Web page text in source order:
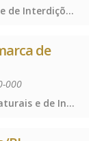
Registro Civil das Pessoas Naturais e de Interdições e Tutelas, Registro Civil das Pessoas Naturais e de Interdições e Tutelas, Registro Civil das Pessoas Naturais e de Interdições e Tutelas
de
000
Notas, Registro Civil das Pessoas Naturais e de Interdições e Tutelas, Notas, Registro Civil das Pessoas Naturais e de Interdições e Tutelas, Notas, Registro Civil das Pessoas Naturais e de Interdições e Tutelas